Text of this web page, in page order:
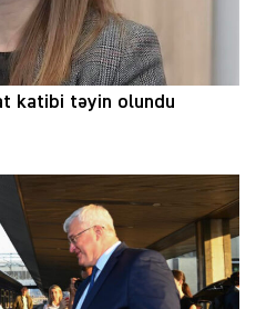
katibi təyin olundu